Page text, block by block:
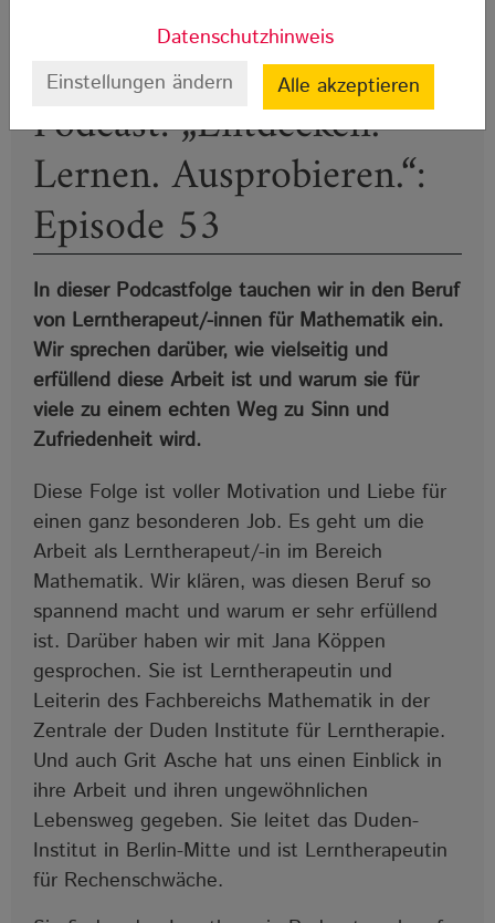
Podcast: „Entdecken.
Lernen. Ausprobieren.“:
Episode 53
In dieser Podcastfolge tauchen wir in den Beruf
von Lerntherapeut/-innen für Mathematik ein.
Wir sprechen darüber, wie vielseitig und
erfüllend diese Arbeit ist und warum sie für
viele zu einem echten Weg zu Sinn und
Zufriedenheit wird.
Diese Folge ist voller Motivation und Liebe für
einen ganz besonderen Job. Es geht um die
Arbeit als Lerntherapeut/-in im Bereich
Mathematik. Wir klären, was diesen Beruf so
spannend macht und warum er sehr erfüllend
ist. Darüber haben wir mit Jana Köppen
gesprochen. Sie ist Lerntherapeutin und
Leiterin des Fachbereichs Mathematik in der
Zentrale der Duden Institute für Lerntherapie.
Und auch Grit Asche hat uns einen Einblick in
ihre Arbeit und ihren ungewöhnlichen
Lebensweg gegeben. Sie leitet das Duden-
Institut in Berlin-Mitte und ist Lerntherapeutin
für Rechenschwäche.
Datenschutzhinweis
Einstellungen ändern
Alle akzeptieren